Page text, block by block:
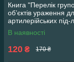
Книга "Перелік
об’єктів ураження
артилерійських під-
сучасних умовах
бойових дій"
В наявності
120 ₴ 170 ₴